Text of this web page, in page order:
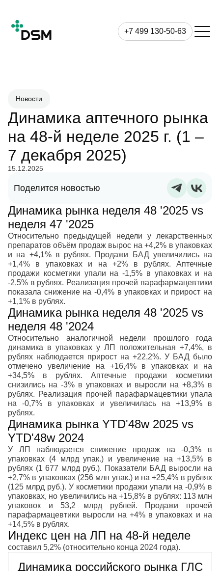
+7 499 130-50-63
Новости
Динамика аптечного рынка
на 48-й неделе 2025 г. (1 –
7 декабря 2025)
15.12.2025
Поделится новостью
Динамика рынка неделя 48 '2025 vs
неделя 47 '2025
Относительно предыдущей недели у лекарственных
препаратов объём продаж вырос на +4,2% в упаковках
и на +4,1% в рублях. Продажи БАД увеличились на
+1,4% в упаковках и на +2% в рублях. Аптечные
продажи косметики упали на -1,5% в упаковках и на
-2,5% в рублях. Реализация прочей парафармацевтики
показала снижение на -0,4% в упаковках и прирост на
+1,1% в рублях.
Динамика рынка неделя 48 '2025 vs
неделя 48 '2024
Относительно аналогичной недели прошлого года
динамика в упаковках у ЛП положительная +7,4%, в
рублях наблюдается прирост на +22,2%. У БАД было
отмечено увеличение на +16,4% в упаковках и на
+34,5% в рублях. Аптечные продажи косметики
снизились на -3% в упаковках и выросли на +8,3% в
рублях. Реализация прочей парафармацевтики упала
на -0,7% в упаковках и увеличилась на +13,9% в
рублях.
Динамика рынка YTD'48w 2025 vs
YTD'48w 2024
У ЛП наблюдается снижение продаж на -0,3% в
упаковках (4 млрд упак.) и увеличение на +13,5% в
рублях (1 677 млрд руб.). Показатели БАД выросли на
+2,7% в упаковках (256 млн упак.) и на +25,4% в рублях
(125 млрд руб.). У косметики продажи упали на -0,9% в
упаковках, но увеличились на +15,8% в рублях: 113 млн
упаковок и 53,2 млрд рублей. Продажи прочей
парафармацевтики выросли на +4% в упаковках и на
+14,5% в рублях.
Индекс цен на ЛП на 48-й неделе
составил 5,2% (относительно конца 2024 года).
Динамика российского рынка ГЛС